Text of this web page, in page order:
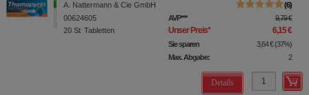
A. Nattermann & Cie GmbH
00624605
20 St Tabletten
6
AVP*** 9,79 €
Unser Preis* 6,15 €
Sie sparen 3,64 € (37%)
Max. Abgabe:
2
Details